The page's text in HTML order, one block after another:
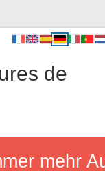
de
mehr